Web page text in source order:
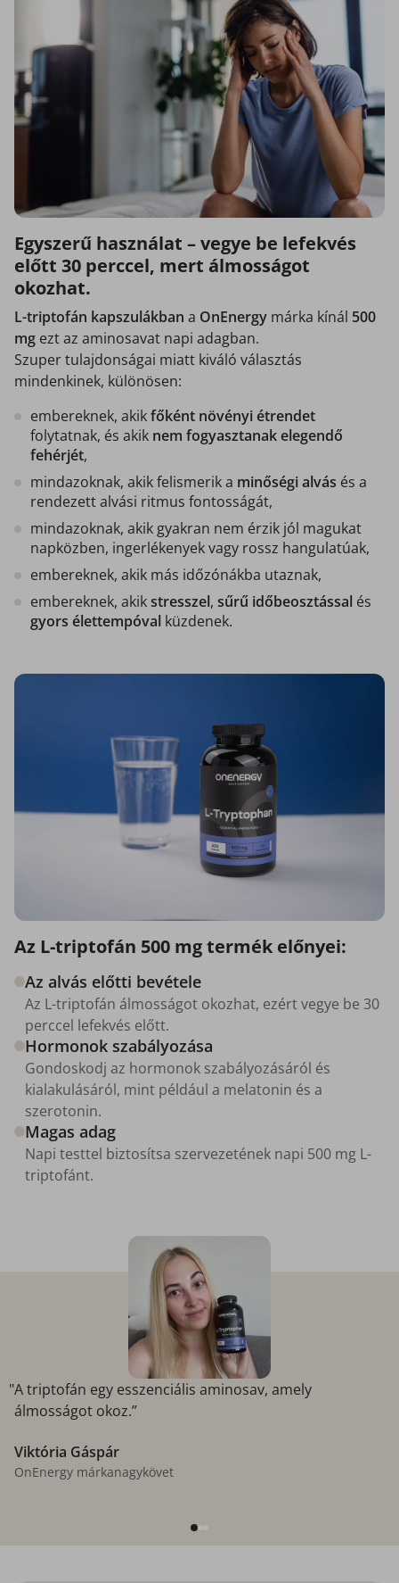
Egyszerű használat – vegye be lefekvés
előtt 30 perccel, mert álmosságot
okozhat.
L-triptofán kapszulákban a OnEnergy márka kínál 500
mg ezt az aminosavat napi adagban.
Szuper tulajdonságai miatt kiváló választás
mindenkinek, különösen:
embereknek, akikfőként növényi étrendet
folytatnak, és akik nem fogyasztanak elegendő
fehérjét,
mindazoknak, akik felismerik a minőségi alvás és a
rendezett alvási ritmus fontosságát,
mindazoknak, akik gyakran nem érzik jól magukat
napközben, ingerlékenyek vagy rossz hangulatúak,
embereknek, akik más időzónákba utaznak,
embereknek, akikstresszel, sűrű időbeosztással és
gyors élettempóval küzdenek.
Az L-triptofán 500 mg termék előnyei:
Az alvás előtti bevétele
Az L-triptofán álmosságot okozhat, ezért vegye be 30
perccel lefekvés előtt.
Hormonok szabályozása
Gondoskodj az hormonok szabályozásáról és
kialakulásáról, mint például a melatonin és a
szerotonin.
Magas adag
Napi testtel biztosítsa szervezetének napi 500 mg L-
triptofánt.
"A triptofán egy esszenciális aminosav, amely
álmosságot okoz.”
Viktória Gáspár
OnEnergy márkanagykövet